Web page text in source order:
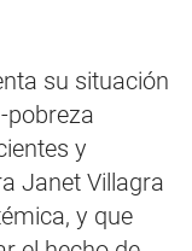
su situación
pobreza
y
Janet Villagra
y que